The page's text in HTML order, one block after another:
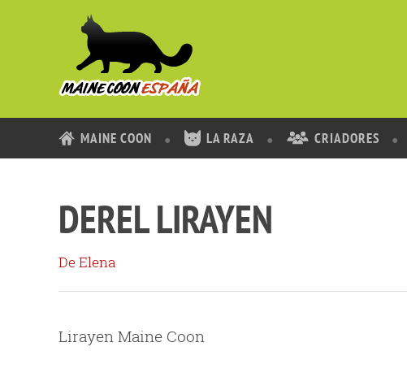
MAINE COON LA RAZA CRIADORES
DEREL LIRAYEN
De Elena
Lirayen Maine Coon